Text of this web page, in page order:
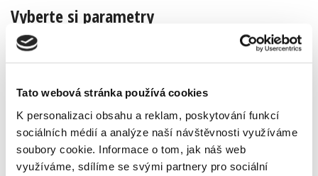
Tato webová stránka používá cookies
K personalizaci obsahu a reklam, poskytování funkcí
sociálních médií a analýze naší návštěvnosti využíváme
soubory cookie. Informace o tom, jak náš web
využíváme, sdílíme se svými partnery pro sociální
Vyberte si parametry
barva